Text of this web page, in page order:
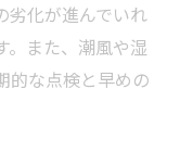
意点
るメンテナン
能塗料の選定
劣化が進んでいれ
。また、潮風や湿
的な点検と早めの